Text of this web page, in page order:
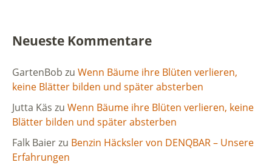
Neueste Kommentare
GartenBob zu Wenn Bäume ihre Blüten verlieren,
keine Blätter bilden und später absterben
Jutta Käs zu Wenn Bäume ihre Blüten verlieren, keine
Blätter bilden und später absterben
Falk Baierzu Benzin Häcksler von DENQBAR – Unsere
Erfahrungen